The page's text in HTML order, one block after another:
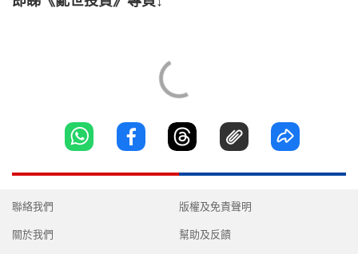
聯絡我們
關於我們
版權及免責聲明
幫助及反饋